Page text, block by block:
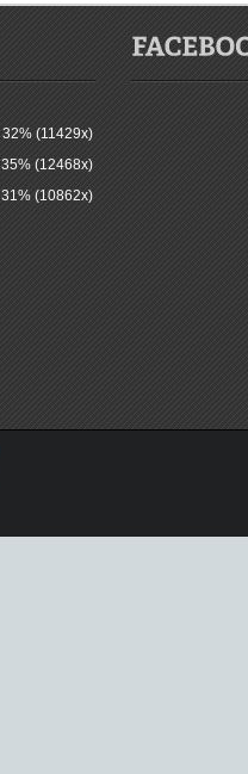
32% (11429x)
35% (12468x)
31% (10862x)